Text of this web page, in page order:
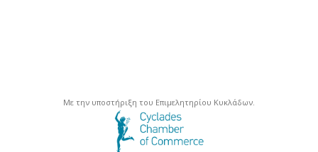
Με την υποστήριξη του Επιμελητηρίου Κυκλάδων.